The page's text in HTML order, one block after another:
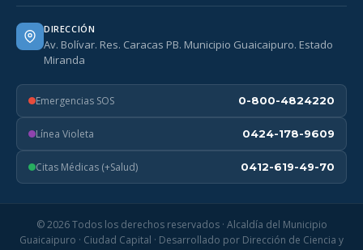
DIRECCIÓN
Av. Bolívar. Res. Caracas PB. Municipio Guaicaipuro. Estado
Miranda
Emergencias SOS 0-800-4824220
Línea Violeta 0424-178-9609
Citas Médicas (+Salud) 0412-619-49-70
© 2026 Todos los derechos reservados · Alcaldía del Municipio
Guaicaipuro · Ciudad Capital · Desarrollado por Dirección de Ciencia y